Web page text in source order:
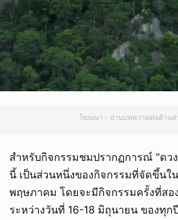
โฆษณา - อ่านบทความต่อด้านล่
สำหรับกิจกรรมชมปรากฏการณ์ "ดว
นี้ เป็นส่วนหนึ่งของกิจกรรมที่จัดขึ้นใ
พฤษภาคม โดยจะมีกิจกรรมครั้งที่สอ
ระหว่างวันที่ 16-18 มิถุนายน ของทุก